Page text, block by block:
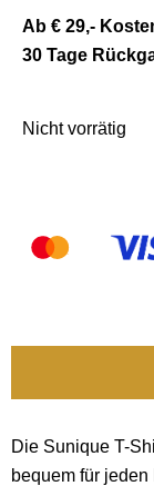
Ab € 29,-
30 Tage
Nicht vorrätig
Die Sunique T-
bequem für jeden